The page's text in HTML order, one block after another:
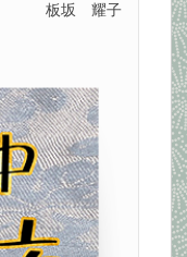
板坂 耀子